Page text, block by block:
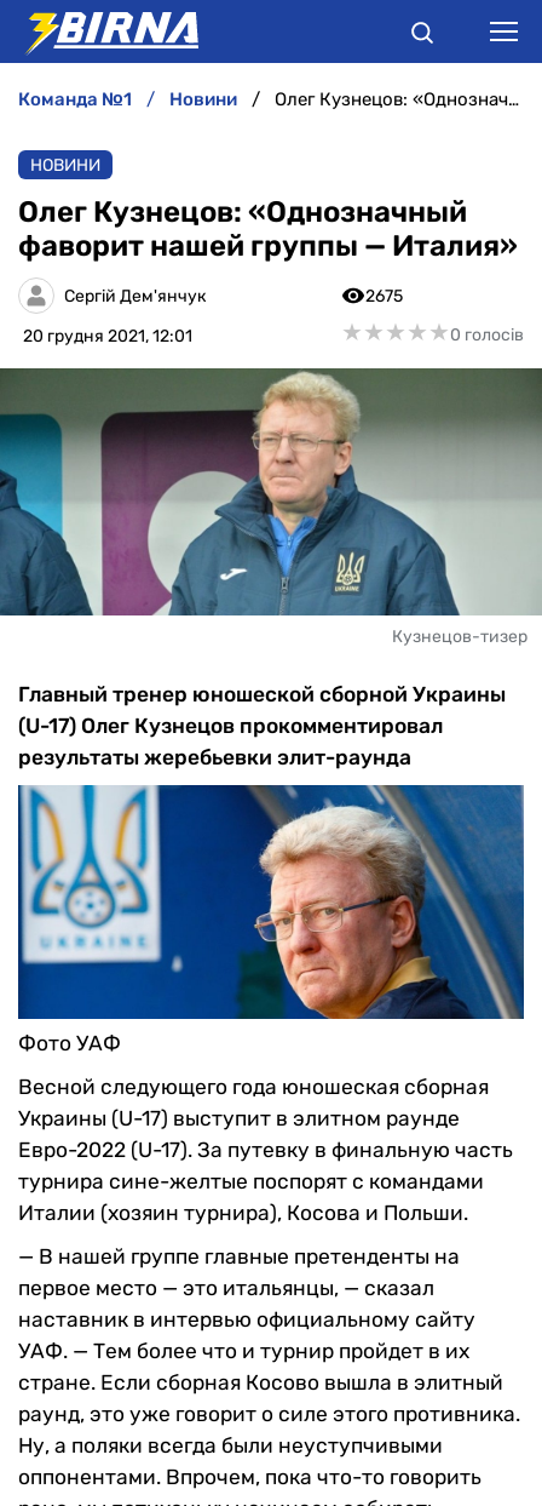
АНАЛІТИКА
ІНТЕРВ'Ю
РІЗНЕ
команда №1 новини Олег Кузнецов: «Однозначный фаворит нашей группы — Италия»
НОВИНИ
Олег Кузнецов: «Однозначный
фаворит нашей группы — Италия»
Сергій Дем'янчук
20 грудня 2021, 12:01
2675
★★★★★
★★★★★0 голосів
Кузнецов-тизер
Главный тренер юношеской сборной Украины
(U-17) Олег Кузнецов прокомментировал
результаты жеребьевки элит-раунда
Фото УАФ
Весной следующего года юношеская сборная
Украины (U-17) выступит в элитном раунде
Евро-2022 (U-17). За путевку в финальную часть
турнира сине-желтые поспорят с командами
Италии (хозяин турнира), Косова и Польши.
— В нашей группе главные претенденты на
первое место — это итальянцы, — сказал
наставник в интервью официальному сайту
УАФ. — Тем более что и турнир пройдет в их
стране. Если сборная Косово вышла в элитный
раунд, это уже говорит о силе этого противника.
Ну, а поляки всегда были неуступчивыми
оппонентами. Впрочем, пока что-то говорить